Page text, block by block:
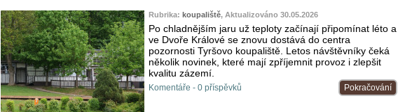
Rubrika: koupaliště, Aktualizováno 30.05.2026
Po chladnějším jaru už teploty začínají připomínat léto a
ve Dvoře Králové se znovu dostává do centra
pozornosti Tyršovo koupaliště. Letos návštěvníky čeká
několik novinek, které mají zpříjemnit provoz i zlepšit
kvalitu zázemí.
Pokračování
Komentáře - 0 příspěvků